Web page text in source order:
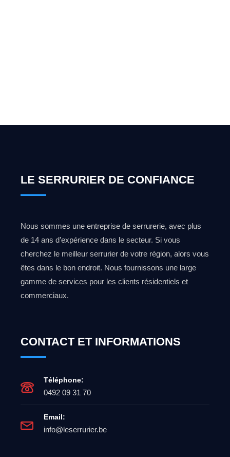
LE SERRURIER DE CONFIANCE
Nous sommes une entreprise de serrurerie, avec plus
de 14 ans d’expérience dans le secteur. Si vous
cherchez le meilleur serrurier de votre région, alors vous
êtes dans le bon endroit. Nous fournissons une large
gamme de services pour les clients résidentiels et
commerciaux.
CONTACT ET INFORMATIONS
Téléphone:
0492 09 31 70
Email:
info@leserrurier.be